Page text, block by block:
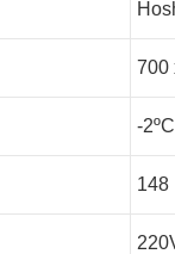
700
-
148